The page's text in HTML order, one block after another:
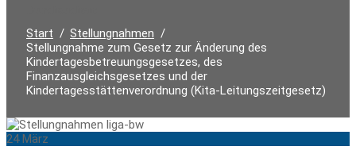
Start
Stellungnahmen
Stellungnahme zum Gesetz zur Änderung des
Kindertagesbetreuungsgesetzes, des
Finanzausgleichsgesetzes und der
Kindertagesstättenverordnung (Kita-Leitungszeitgesetz)
24 März